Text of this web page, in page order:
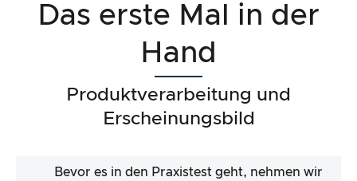
Das erste Mal in der
Hand
Produktverarbeitung und
Erscheinungsbild
Bevor es in den Praxistest geht, nehmen wir